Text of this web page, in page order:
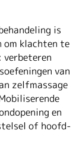
is
om klachten te
verbeteren
van
zelfmassage
en
of hoofd-